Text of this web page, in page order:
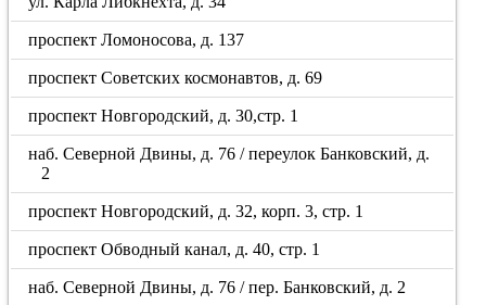
проспект Ломоносова, д. 137
проспект Советских космонавтов, д. 69
проспект Новгородский, д. 30,стр. 1
наб. Северной Двины, д. 76 / переулок Банковский, д.
2
проспект Новгородский, д. 32, корп. 3, стр. 1
проспект Обводный канал, д. 40, стр. 1
наб. Северной Двины, д. 76 / пер. Банковский, д. 2